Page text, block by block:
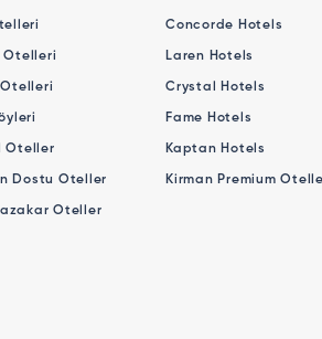
Otelleri
Otelleri
Oteller
Dostu Oteller
Oteller
Concorde Hotels
Laren Hotels
Crystal Hotels
Fame Hotels
Kaptan Hotels
Kirman Premium